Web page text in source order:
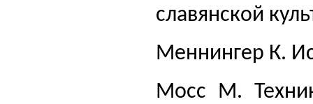
славянской
Меннингер К.
Мосс М.